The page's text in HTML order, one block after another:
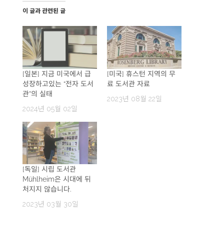
이 글과 관련된 글
[일본] 지금 미국에서 급
성장하고있는 “전자 도서
관”의 실태
2024년 05월 02일
[미국] 휴스턴 지역의 무
료 도서관 자료
2023년 08월 22일
[독일] 시립 도서관
Mühlheim은 ​​시대에 뒤
처지지 않습니다.
2023년 03월 30일